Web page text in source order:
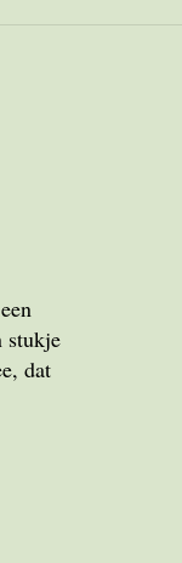
stukje
dat